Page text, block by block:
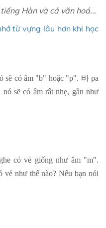
Hàn và cả văn hoá...
từ vựng lâu hơn khi học
sẽ có âm "b" hoặc "p". 바pa
sẽ có âm rất nhẹ, gần như
có vẻ giống như âm "m".
vẻ như thế nào? Nếu bạn nói